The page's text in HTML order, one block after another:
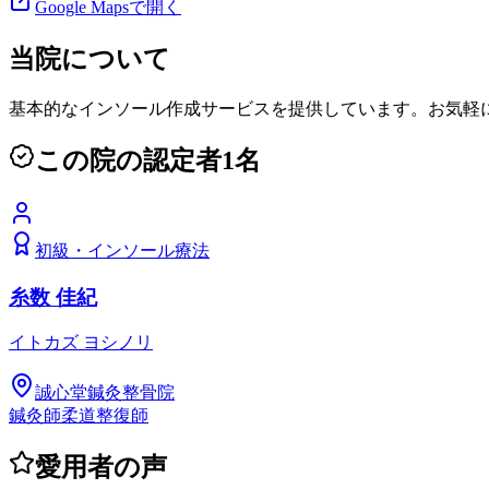
Google Mapsで開く
当院について
基本的なインソール作成サービスを提供しています。お気軽
この院の認定者1名
初級 ・ インソール療法
糸数 佳紀
イトカズ ヨシノリ
誠心堂鍼灸整骨院
鍼灸師柔道整復師
愛用者の声